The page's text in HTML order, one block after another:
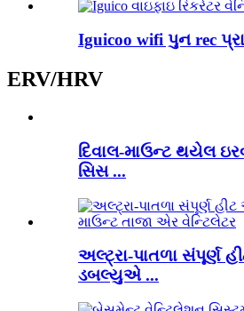
Iguicoo wifi પુન rec
ERV/HRV
દિવાલ-માઉન્ટ થયેલ
સિસ ...
અલ્ટ્રા-પાતળા સંપૂર્ણ
ડબલ્યુએ ...